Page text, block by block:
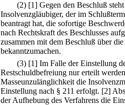
(2) [1] Gegen den Beschluß
Insolvenzgläubiger, der im
beantragt hat, die sofortige
nach Rechtskraft des Beschlusses
zusammen mit dem Beschluß über
bekanntzumachen.
(3) [1] Im Falle der Einstellung
Restschuldbefreiung nur erteilt
Masseunzulänglichkeit die
Einstellung nach § 211 erfolgt. [2]
der Aufhebung des Verfahrens die